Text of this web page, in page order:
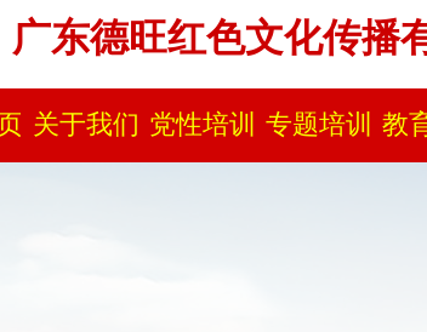
广东德旺红色文化传播
关于我们 党性培训 专题培训 教